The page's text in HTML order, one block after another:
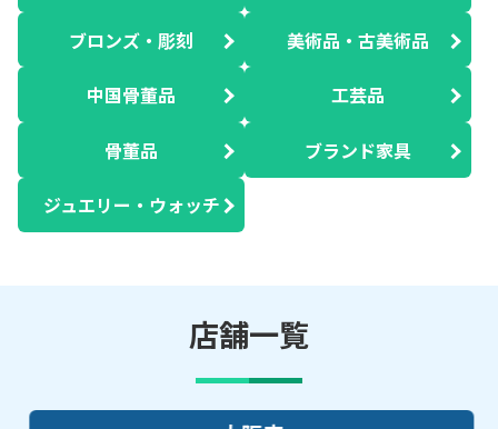
ブロンズ・彫刻 美術品・古美術品
中国骨董品 工芸品
骨董品 ブランド家具
ジュエリー・ウォッチ
店舗一覧